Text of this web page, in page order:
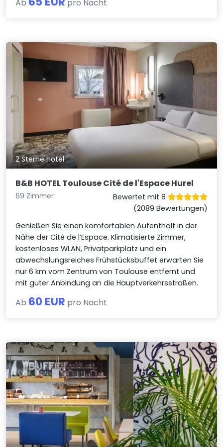
Ab pro Nacht
2 Sterne Hotel
B&B HOTEL Toulouse Cité de l'Espace Hurel
69 Zimmer
Bewertet mit 8
(2089 Bewertungen)
Genießen Sie einen komfortablen Aufenthalt in der
Nähe der Cité de l’Espace. Klimatisierte Zimmer,
kostenloses WLAN, Privatparkplatz und ein
abwechslungsreiches Frühstücksbuffet erwarten Sie
nur 6 km vom Zentrum von Toulouse entfernt und
mit guter Anbindung an die Hauptverkehrsstraßen.
Ab 60 EUR pro Nacht